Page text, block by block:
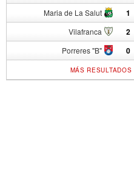
Maria de La Salut 1
Vilafranca 2
Porreres "B" 0
MÁS RESULTADOS